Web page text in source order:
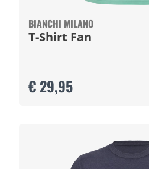
BIANCHI MILANO
T-Shirt Fan
€ 29,95